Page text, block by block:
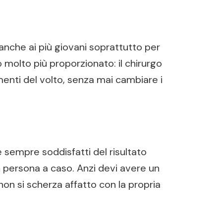
ai più giovani soprattutto per
più proporzionato: il chirurgo
del volto, senza mai cambiare i
sempre soddisfatti del risultato
a caso. Anzi devi avere un
si scherza affatto con la propria